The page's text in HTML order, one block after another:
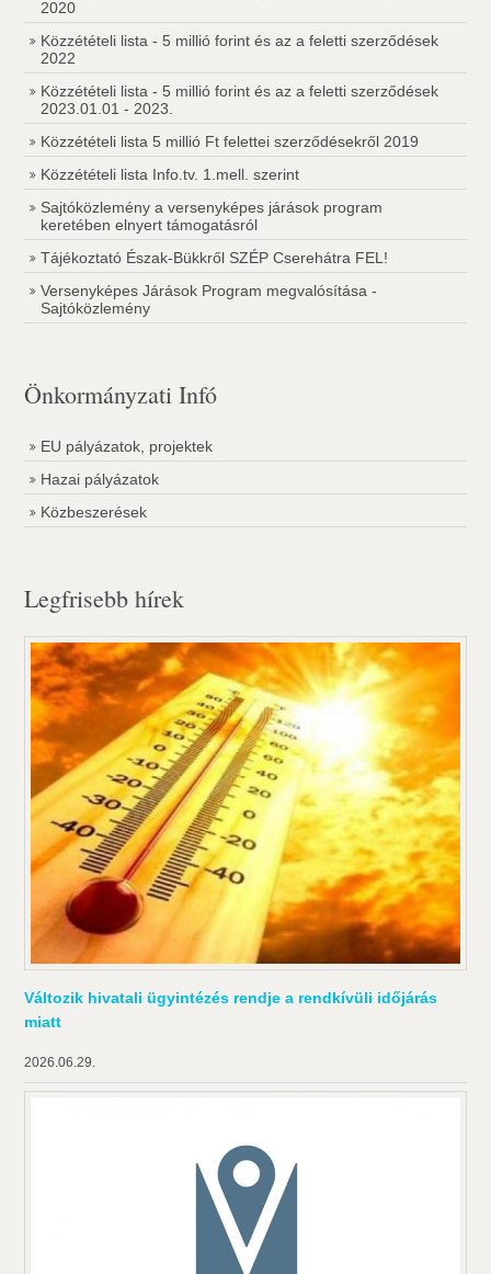
2020
Közzétételi lista - 5 millió forint és az a feletti szerződések
2022
Közzétételi lista - 5 millió forint és az a feletti szerződések
2023.01.01 - 2023.
Közzétételi lista 5 millió Ft felettei szerződésekről 2019
Közzétételi lista Info.tv. 1.mell. szerint
Sajtóközlemény a versenyképes járások program
keretében elnyert támogatásról
Tájékoztató Észak-Bükkről SZÉP Cserehátra FEL!
Versenyképes Járások Program megvalósítása -
Sajtóközlemény
Önkormányzati Infó
EU pályázatok, projektek
Hazai pályázatok
Közbeszerések
Legfrisebb hírek
Változik hivatali ügyintézés rendje a rendkívüli időjárás
miatt
2026.06.29.